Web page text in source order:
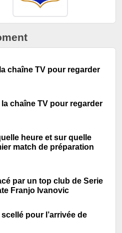
chaîne TV pour regarder
chaîne TV pour regarder
heure et sur quelle
match de préparation
par un top club de Serie
Franjo Ivanovic
pour l’arrivée de